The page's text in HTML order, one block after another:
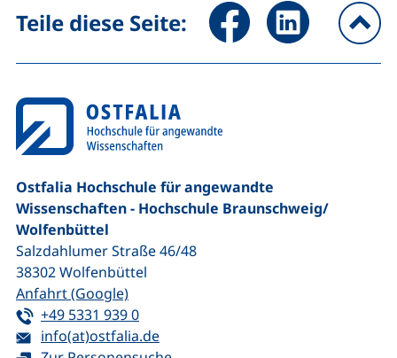
Teile diese Seite: Seite über Facebook teilen
Seite über
Ostfalia Hochschule für angewandte
Wissenschaften - Hochschule Braunschweig/​
Wolfenbüttel
Salzdahlumer Straße 46/48
38302Wolfenbüttel
Anfahrt (Google)(externer Link, öffnet neues Fenster)
Tel:
+49 5331 939 0(startet einen Telefonanruf, wenn Ihr
E-Mail:
info(at)ostfalia.de(öffnet Ihr E-Mail-Programm)